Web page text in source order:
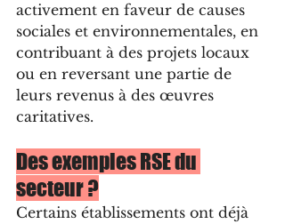
activement en faveur de causes
sociales et environnementales, en
contribuant à des projets locaux
ou en reversant une partie de
leurs revenus à des œuvres
caritatives.
Des exemples RSE du
secteur ?
Certains établissements ont déjà